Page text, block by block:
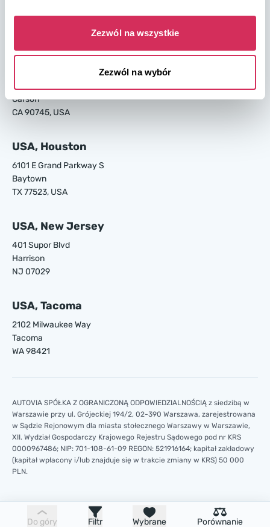
Zezwól na wszystkie
Zezwól na wybór
Do góry Filtr Wybrane Porównanie
Garden City
USA, Los Angeles
24700 S Main St.
Carson
CA 90745, USA
USA, Houston
6101 E Grand Parkway S
Baytown
TX 77523, USA
USA, New Jersey
401 Supor Blvd
Harrison
NJ 07029
USA, Tacoma
2102 Milwaukee Way
Tacoma
WA 98421
AUTOVIA SPÓŁKA Z OGRANICZONĄ ODPOWIEDZIALNOŚCIĄ z siedzibą w
Warszawie przy ul. Grójeckiej 194/2, 02-390 Warszawa, zarejestrowana
w Sądzie Rejonowym dla miasta stołecznego Warszawy w Warszawie,
XII. Wydział Gospodarczy Krajowego Rejestru Sądowego pod nr KRS
0000967486; NIP: 701-108-61-09 REGON: 521916164; kapitał zakładowy
(kapitał wpłacony i/lub znajduje się w trakcie zmiany w KRS) 50 000
PLN.